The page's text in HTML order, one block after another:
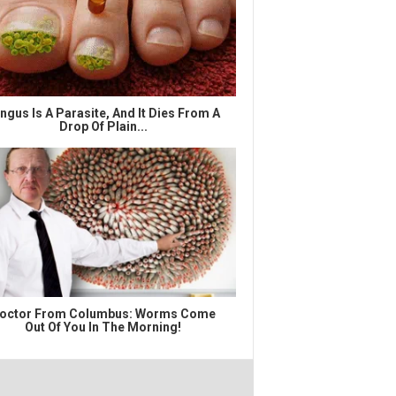
Is A Parasite, And It Dies From A
Drop Of Plain...
From Columbus: Worms Come
Out Of You In The Morning!